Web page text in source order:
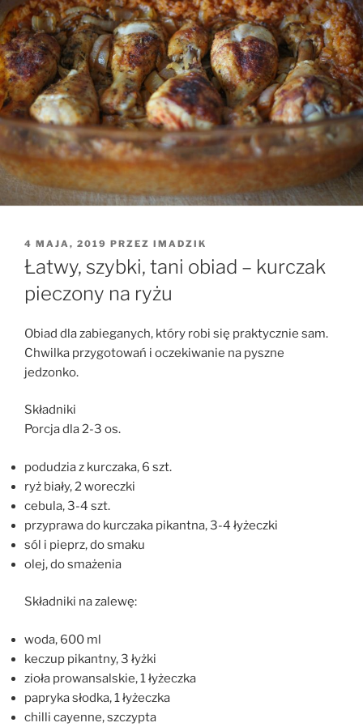
OPUBLIKOWANE
W
4 MAJA, 2019 PRZEZ IMADZIK
Łatwy, szybki, tani obiad – kurczak
pieczony na ryżu
Obiad dla zabieganych, który robi się praktycznie sam.
Chwilka przygotowań i oczekiwanie na pyszne
jedzonko.
Składniki
Porcja dla 2-3 os.
podudzia z kurczaka, 6 szt.
ryż biały, 2 woreczki
cebula, 3-4 szt.
przyprawa do kurczaka pikantna, 3-4 łyżeczki
sól i pieprz, do smaku
olej, do smażenia
Składniki na zalewę:
woda, 600 ml
keczup pikantny, 3 łyżki
zioła prowansalskie, 1 łyżeczka
papryka słodka, 1 łyżeczka
chilli cayenne, szczypta